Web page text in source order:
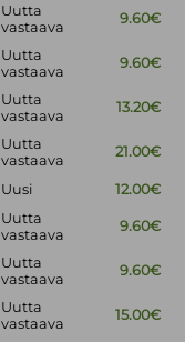
Uutta
vastaava
9.60€
Uutta
vastaava
9.60€
Uutta
vastaava
13.20€
Uutta
vastaava
21.00€
Uusi 12.00€
Uutta
vastaava
9.60€
Uutta
vastaava
9.60€
Uutta
vastaava
15.00€